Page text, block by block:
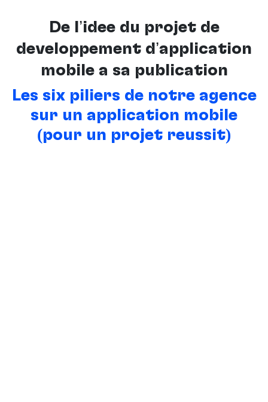
De l’idée du projet de
développement d’application
mobile à sa publication
Les six piliers de notre agence
sur un application mobile
(pour un projet réussit)